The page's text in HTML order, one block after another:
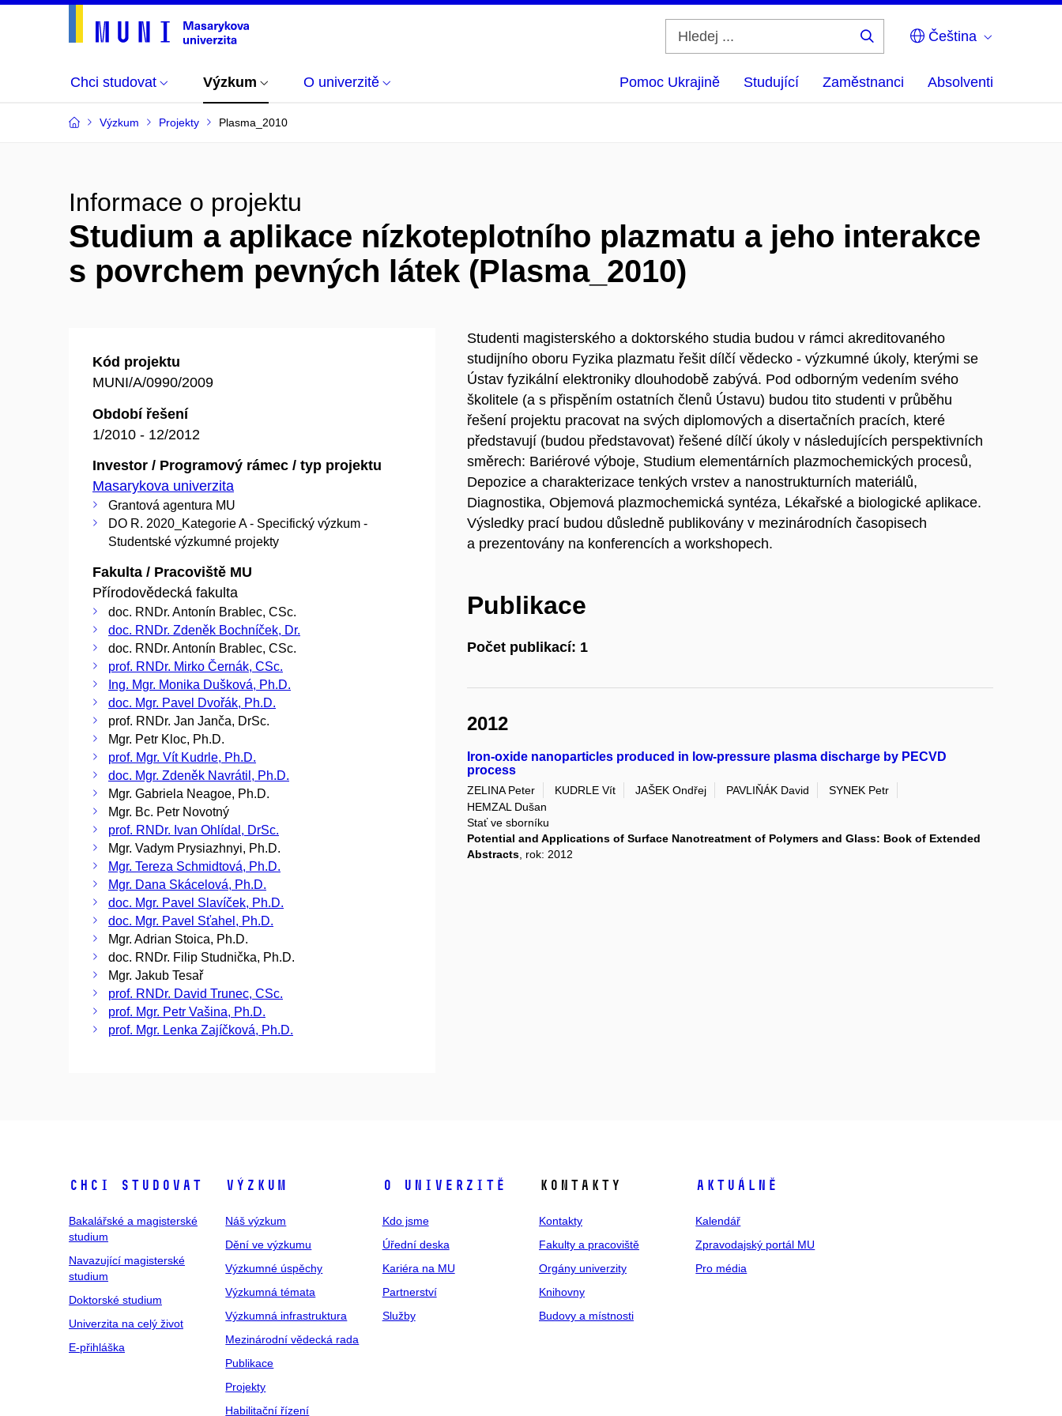
Čeština
Chci studovat Výzkum O univerzitě Pomoc Ukrajině Studující Zaměstnanci Absolventi
Výzkum Projekty Plasma_2010
Informace o projektu
Studium a aplikace nízkoteplotního plazmatu a jeho interakce
s povrchem pevných látek (Plasma_2010)
Kód projektu
MUNI/A/0990/2009
Období řešení
1/2010 - 12/2012
Investor / Programový rámec / typ projektu
Masarykova univerzita
Grantová agentura MU
DO R. 2020_Kategorie A - Specifický výzkum -
Studentské výzkumné projekty
Fakulta / Pracoviště MU
Přírodovědecká fakulta
doc. RNDr. Antonín Brablec, CSc.
doc. RNDr. Zdeněk Bochníček, Dr.
doc. RNDr. Antonín Brablec, CSc.
prof. RNDr. Mirko Černák, CSc.
Ing. Mgr. Monika Dušková, Ph.D.
doc. Mgr. Pavel Dvořák, Ph.D.
prof. RNDr. Jan Janča, DrSc.
Mgr. Petr Kloc, Ph.D.
prof. Mgr. Vít Kudrle, Ph.D.
doc. Mgr. Zdeněk Navrátil, Ph.D.
Mgr. Gabriela Neagoe, Ph.D.
Mgr. Bc. Petr Novotný
prof. RNDr. Ivan Ohlídal, DrSc.
Mgr. Vadym Prysiazhnyi, Ph.D.
Mgr. Tereza Schmidtová, Ph.D.
Mgr. Dana Skácelová, Ph.D.
doc. Mgr. Pavel Slavíček, Ph.D.
doc. Mgr. Pavel Sťahel, Ph.D.
Mgr. Adrian Stoica, Ph.D.
doc. RNDr. Filip Studnička, Ph.D.
Mgr. Jakub Tesař
prof. RNDr. David Trunec, CSc.
prof. Mgr. Petr Vašina, Ph.D.
prof. Mgr. Lenka Zajíčková, Ph.D.
Studenti magisterského a doktorského studia budou v rámci akreditovaného
studijního oboru Fyzika plazmatu řešit dílčí vědecko - výzkumné úkoly, kterými se
Ústav fyzikální elektroniky dlouhodobě zabývá. Pod odborným vedením svého
školitele (a s přispěním ostatních členů Ústavu) budou tito studenti v průběhu
řešení projektu pracovat na svých diplomových a disertačních pracích, které
představují (budou představovat) řešené dílčí úkoly v následujících perspektivních
směrech: Bariérové výboje, Studium elementárních plazmochemických procesů,
Depozice a charakterizace tenkých vrstev a nanostrukturních materiálů,
Diagnostika, Objemová plazmochemická syntéza, Lékařské a biologické aplikace.
Výsledky prací budou důsledně publikovány v mezinárodních časopisech
a prezentovány na konferencích a workshopech.
Publikace
Počet publikací: 1
2012
Iron-oxide nanoparticles produced in low-pressure plasma discharge by PECVD
process
ZELINA Peter KUDRLE Vít JAŠEK Ondřej PAVLIŇÁK David
SYNEK Petr
HEMZAL Dušan
Stať ve sborníku
Potential and Applications of Surface Nanotreatment of Polymers and Glass: Book of Extended
Abstracts , rok: 2012
Chci studovat
Bakalářské a magisterské
studium
Navazující magisterské
studium
Doktorské studium
Univerzita na celý život
E-přihláška
Výzkum
Náš výzkum
Dění ve výzkumu
Výzkumné úspěchy
Výzkumná témata
Výzkumná infrastruktura
Mezinárodní vědecká rada
Publikace
Projekty
Habilitační řízení
O univerzitě
Kdo jsme
Úřední deska
Kariéra na MU
Partnerství
Služby
Kontakty
Kontakty
Fakulty a pracoviště
Orgány univerzity
Knihovny
Budovy a místnosti
Aktuálně
Kalendář
Zpravodajský portál MU
Pro média